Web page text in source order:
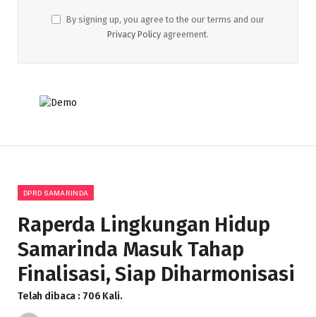
By signing up, you agree to the our terms and our
Privacy Policy agreement.
DPRD SAMARINDA
Raperda Lingkungan Hidup
Samarinda Masuk Tahap
Finalisasi, Siap Diharmonisasi
Telah dibaca : 706 Kali.